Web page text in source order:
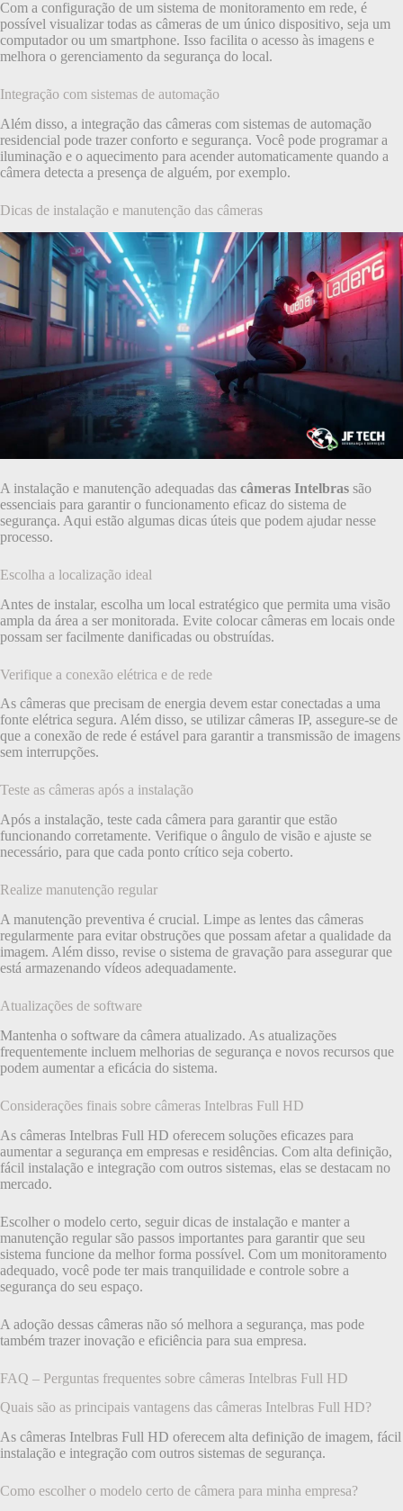
Com a configuração de um sistema de monitoramento em rede, é
possível visualizar todas as câmeras de um único dispositivo, seja um
computador ou um smartphone. Isso facilita o acesso às imagens e
melhora o gerenciamento da segurança do local.
Integração com sistemas de automação
Além disso, a integração das câmeras com sistemas de automação
residencial pode trazer conforto e segurança. Você pode programar a
iluminação e o aquecimento para acender automaticamente quando a
câmera detecta a presença de alguém, por exemplo.
Dicas de instalação e manutenção das câmeras
A instalação e manutenção adequadas das câmeras Intelbras são
essenciais para garantir o funcionamento eficaz do sistema de
segurança. Aqui estão algumas dicas úteis que podem ajudar nesse
processo.
Escolha a localização ideal
Antes de instalar, escolha um local estratégico que permita uma visão
ampla da área a ser monitorada. Evite colocar câmeras em locais onde
possam ser facilmente danificadas ou obstruídas.
Verifique a conexão elétrica e de rede
As câmeras que precisam de energia devem estar conectadas a uma
fonte elétrica segura. Além disso, se utilizar câmeras IP, assegure-se de
que a conexão de rede é estável para garantir a transmissão de imagens
sem interrupções.
Teste as câmeras após a instalação
Após a instalação, teste cada câmera para garantir que estão
funcionando corretamente. Verifique o ângulo de visão e ajuste se
necessário, para que cada ponto crítico seja coberto.
Realize manutenção regular
A manutenção preventiva é crucial. Limpe as lentes das câmeras
regularmente para evitar obstruções que possam afetar a qualidade da
imagem. Além disso, revise o sistema de gravação para assegurar que
está armazenando vídeos adequadamente.
Atualizações de software
Mantenha o software da câmera atualizado. As atualizações
frequentemente incluem melhorias de segurança e novos recursos que
podem aumentar a eficácia do sistema.
Considerações finais sobre câmeras Intelbras Full HD
As câmeras Intelbras Full HD oferecem soluções eficazes para
aumentar a segurança em empresas e residências. Com alta definição,
fácil instalação e integração com outros sistemas, elas se destacam no
mercado.
Escolher o modelo certo, seguir dicas de instalação e manter a
manutenção regular são passos importantes para garantir que seu
sistema funcione da melhor forma possível. Com um monitoramento
adequado, você pode ter mais tranquilidade e controle sobre a
segurança do seu espaço.
A adoção dessas câmeras não só melhora a segurança, mas pode
também trazer inovação e eficiência para sua empresa.
FAQ – Perguntas frequentes sobre câmeras Intelbras Full HD
Quais são as principais vantagens das câmeras Intelbras Full HD?
As câmeras Intelbras Full HD oferecem alta definição de imagem, fácil
instalação e integração com outros sistemas de segurança.
Como escolher o modelo certo de câmera para minha empresa?